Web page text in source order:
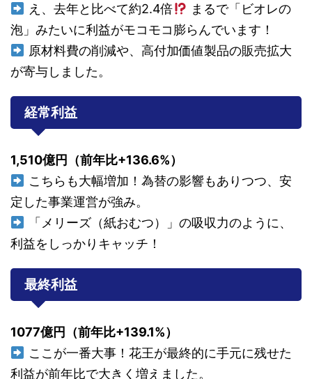
え、去年と比べて約2.4倍
まるで「ビオレの
泡」みたいに利益がモコモコ膨らんでいます！
原材料費の削減や、高付加価値製品の販売拡大
が寄与しました。
経常利益
1,510億円（前年比+136.6%）
こちらも大幅増加！為替の影響もありつつ、安
定した事業運営が強み。
「メリーズ（紙おむつ）」の吸収力のように、
利益をしっかりキャッチ！
最終利益
1077億円（前年比+139.1%）
ここが一番大事！花王が最終的に手元に残せた
利益が前年比で大きく増えました。